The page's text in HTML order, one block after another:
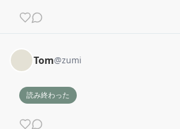
Tom@zumi
読み終わった